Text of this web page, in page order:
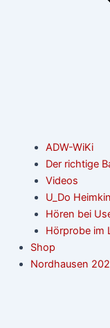
ADW-WiKi
Der richtige
Videos
U_Do
Hören bei
Hörprobe im
Shop
Nordhausen